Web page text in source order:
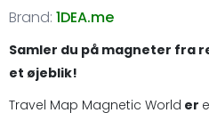
Brand: 1DEA.me
Samler du på magneter fra
et øjeblik!
Travel Map Magnetic World er